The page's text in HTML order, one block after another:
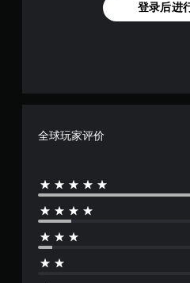
登录后进
全球玩家评价